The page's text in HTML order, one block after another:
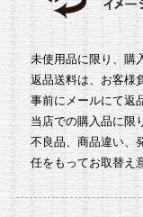
未使用品に限り、購
返品送料は、お客様
事前にメールにて返
当店での購入品に限
不良品、商品違い、
任をもってお取替え